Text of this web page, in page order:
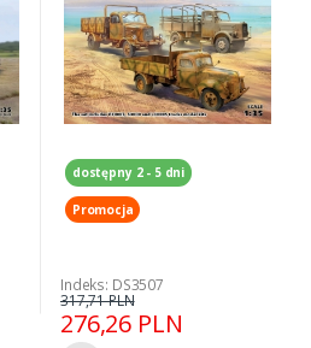
dostępny 2 - 5 dni
Promocja
Indeks: DS3507
276,26 PLN
317,71 PLN